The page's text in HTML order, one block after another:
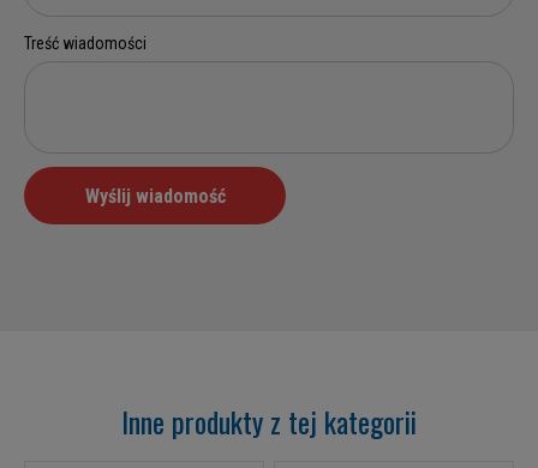
Inne produkty z tej kategorii